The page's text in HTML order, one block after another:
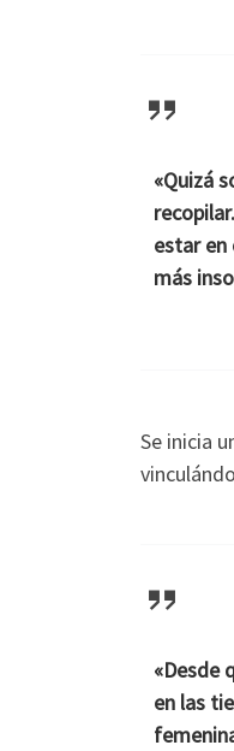
«Quizá
estar en
más
Se inicia
«Desde
en las